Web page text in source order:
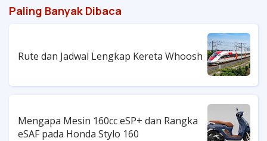
Paling Banyak Dibaca
Rute dan Jadwal Lengkap Kereta Whoosh
Mengapa Mesin 160cc eSP+ dan Rangka
eSAF pada Honda Stylo 160